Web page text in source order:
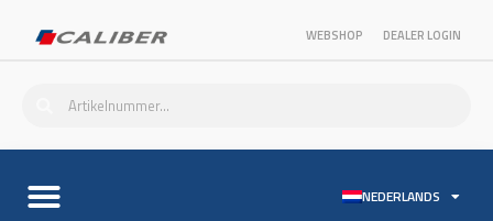
WEBSHOP DEALER LOGIN
NEDERLANDS